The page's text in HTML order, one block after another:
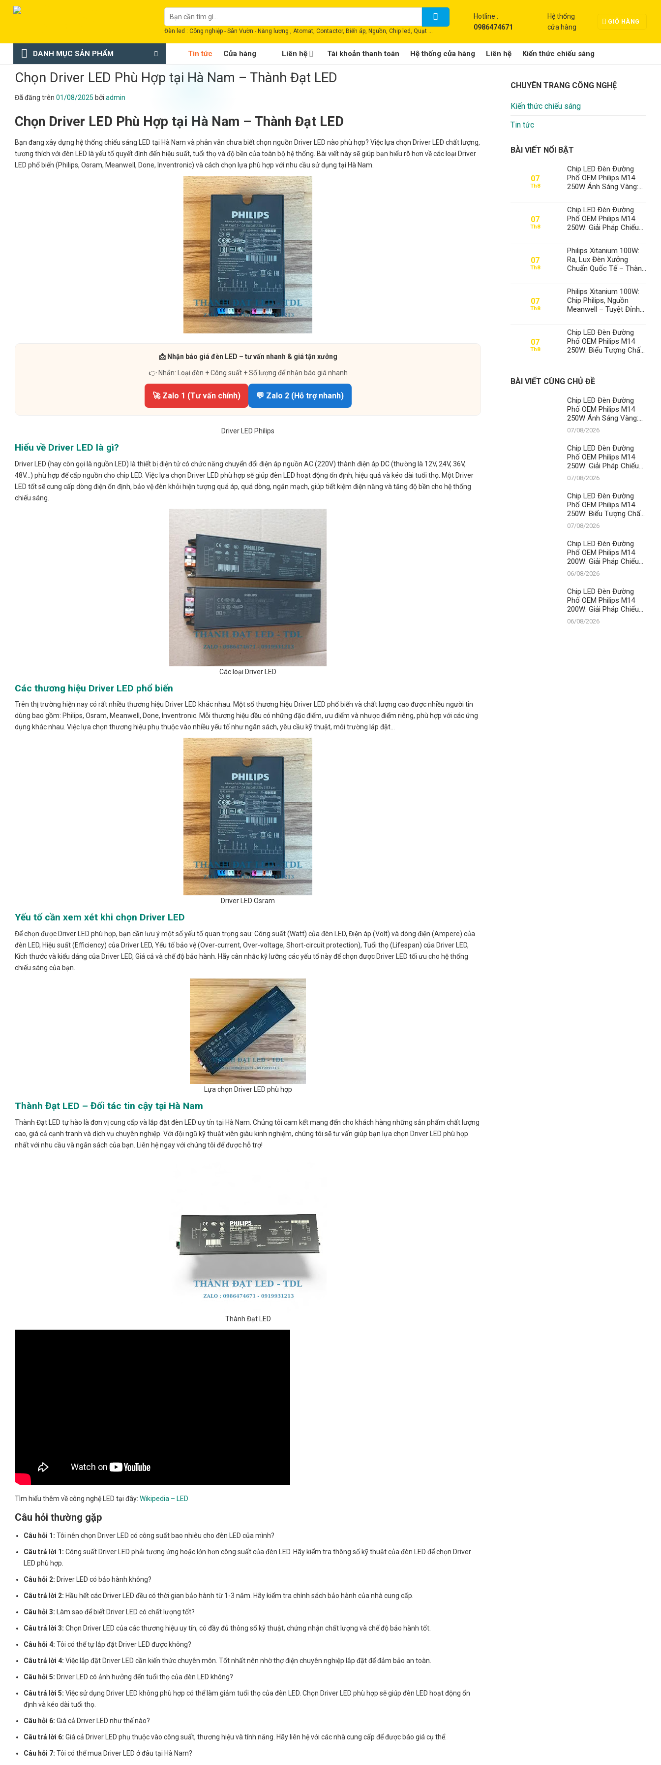
Chuyển
dung
Tìm
kiếm:
Đèn led : Công nghiệp - Sân Vườn - Năng lượng , Atomat, Contactor, Biến áp, Nguồn, Chip led, Quạt ...
Hotline :
0986474671
Hệ thống
cửa hàng
GIỎ HÀNG
DANH MỤC SẢN PHẨM Tin tức Cửa hàng Liên hệ Tài khoản thanh toán Hệ thống cửa hàng Liên hệ Kiến thức chiếu sáng
Chọn Driver LED Phù Hợp tại Hà Nam – Thành Đạt LED
Đã đăng trên 01/08/2025 bởi admin
Chọn Driver LED Phù Hợp tại Hà Nam – Thành Đạt LED
Bạn đang xây dựng hệ thống chiếu sáng LED tại Hà Nam và phân vân chưa biết chọn nguồn Driver LED nào phù hợp? Việc lựa chọn Driver LED chất lượng,
tương thích với đèn LED là yếu tố quyết định đến hiệu suất, tuổi thọ và độ bền của toàn bộ hệ thống. Bài viết này sẽ giúp bạn hiểu rõ hơn về các loại Driver
LED phổ biến (Philips, Osram, Meanwell, Done, Inventronic) và cách chọn lựa phù hợp với nhu cầu sử dụng tại Hà Nam.
📩 Nhận báo giá đèn LED – tư vấn nhanh & giá tận xưởng
👉 Nhắn: Loại đèn + Công suất + Số lượng để nhận báo giá nhanh
🚀 Zalo 1 (Tư vấn chính) 💬 Zalo 2 (Hỗ trợ nhanh)
Driver LED Philips
Hiểu về Driver LED là gì?
Driver LED (hay còn gọi là nguồn LED) là thiết bị điện tử có chức năng chuyển đổi điện áp nguồn AC (220V) thành điện áp DC (thường là 12V, 24V, 36V,
48V…) phù hợp để cấp nguồn cho chip LED. Việc lựa chọn Driver LED phù hợp sẽ giúp đèn LED hoạt động ổn định, hiệu quả và kéo dài tuổi thọ. Một Driver
LED tốt sẽ cung cấp dòng điện ổn định, bảo vệ đèn khỏi hiện tượng quá áp, quá dòng, ngắn mạch, giúp tiết kiệm điện năng và tăng độ bền cho hệ thống
chiếu sáng.
Các loại Driver LED
Các thương hiệu Driver LED phổ biến
Trên thị trường hiện nay có rất nhiều thương hiệu Driver LED khác nhau. Một số thương hiệu Driver LED phổ biến và chất lượng cao được nhiều người tin
dùng bao gồm: Philips, Osram, Meanwell, Done, Inventronic. Mỗi thương hiệu đều có những đặc điểm, ưu điểm và nhược điểm riêng, phù hợp với các ứng
dụng khác nhau. Việc lựa chọn thương hiệu phụ thuộc vào nhiều yếu tố như ngân sách, yêu cầu kỹ thuật, môi trường lắp đặt…
Driver LED Osram
Yếu tố cần xem xét khi chọn Driver LED
Để chọn được Driver LED phù hợp, bạn cần lưu ý một số yếu tố quan trọng sau: Công suất (Watt) của đèn LED, Điện áp (Volt) và dòng điện (Ampere) của
đèn LED, Hiệu suất (Efficiency) của Driver LED, Yếu tố bảo vệ (Over-current, Over-voltage, Short-circuit protection), Tuổi thọ (Lifespan) của Driver LED,
Kích thước và kiểu dáng của Driver LED, Giá cả và chế độ bảo hành. Hãy cân nhắc kỹ lưỡng các yếu tố này để chọn được Driver LED tối ưu cho hệ thống
chiếu sáng của bạn.
Lựa chọn Driver LED phù hợp
Thành Đạt LED – Đối tác tin cậy tại Hà Nam
Thành Đạt LED tự hào là đơn vị cung cấp và lắp đặt đèn LED uy tín tại Hà Nam. Chúng tôi cam kết mang đến cho khách hàng những sản phẩm chất lượng
cao, giá cả cạnh tranh và dịch vụ chuyên nghiệp. Với đội ngũ kỹ thuật viên giàu kinh nghiệm, chúng tôi sẽ tư vấn giúp bạn lựa chọn Driver LED phù hợp
nhất với nhu cầu và ngân sách của bạn. Liên hệ ngay với chúng tôi để được hỗ trợ!
Thành Đạt LED
Tìm hiểu thêm về công nghệ LED tại đây: Wikipedia – LED
Câu hỏi thường gặp
Câu hỏi 1: Tôi nên chọn Driver LED có công suất bao nhiêu cho đèn LED của mình?
Câu trả lời 1: Công suất Driver LED phải tương ứng hoặc lớn hơn công suất của đèn LED. Hãy kiểm tra thông số kỹ thuật của đèn LED để chọn Driver
LED phù hợp.
Câu hỏi 2: Driver LED có bảo hành không?
Câu trả lời 2: Hầu hết các Driver LED đều có thời gian bảo hành từ 1-3 năm. Hãy kiểm tra chính sách bảo hành của nhà cung cấp.
Câu hỏi 3: Làm sao để biết Driver LED có chất lượng tốt?
Câu trả lời 3: Chọn Driver LED của các thương hiệu uy tín, có đầy đủ thông số kỹ thuật, chứng nhận chất lượng và chế độ bảo hành tốt.
Câu hỏi 4: Tôi có thể tự lắp đặt Driver LED được không?
Câu trả lời 4: Việc lắp đặt Driver LED cần kiến thức chuyên môn. Tốt nhất nên nhờ thợ điện chuyên nghiệp lắp đặt để đảm bảo an toàn.
Câu hỏi 5: Driver LED có ảnh hưởng đến tuổi thọ của đèn LED không?
Câu trả lời 5: Việc sử dụng Driver LED không phù hợp có thể làm giảm tuổi thọ của đèn LED. Chọn Driver LED phù hợp sẽ giúp đèn LED hoạt động ổn
định và kéo dài tuổi thọ.
Câu hỏi 6: Giá cả Driver LED như thế nào?
Câu trả lời 6: Giá cả Driver LED phụ thuộc vào công suất, thương hiệu và tính năng. Hãy liên hệ với các nhà cung cấp để được báo giá cụ thể.
Câu hỏi 7: Tôi có thể mua Driver LED ở đâu tại Hà Nam?
CHUYÊN TRANG CÔNG NGHỆ
Kiến thức chiếu sáng
Tin tức
BÀI VIẾT NỔI BẬT
07
Th8
Chip LED Đèn Đường
Phố OEM Philips M14
250W Ánh Sáng Vàng:
Thành Đạt LED Lên Ngôi
Vua Chiếu Sáng Đô Thị
07
Th8
Chip LED Đèn Đường
Phố OEM Philips M14
250W: Giải Pháp Chiếu
Thành Đạt LED
07
Th8
Philips Xitanium 100W:
Ra, Lux Đèn Xưởng
Chuẩn Quốc Tế – Thành
07
Th8
Philips Xitanium 100W:
Chip Philips, Nguồn
Meanwell – Tuyệt Đỉnh
07
Th8
Chip LED Đèn Đường
Phố OEM Philips M14
250W: Biểu Tượng Chất
LED
BÀI VIẾT CÙNG CHỦ ĐỀ
Chip LED Đèn Đường
Phố OEM Philips M14
250W Ánh Sáng Vàng:
Chìa Khóa Dẫn Lối
Thành Đạt LED Lên Ngôi
Vua Chiếu Sáng Đô Thị
07/08/2026
Chip LED Đèn Đường
Phố OEM Philips M14
250W: Giải Pháp Chiếu
Sáng Đỉnh Cao, Khẳng
Định Vị Thế Số 1 Của
Thành Đạt LED
07/08/2026
Chip LED Đèn Đường
Phố OEM Philips M14
250W: Biểu Tượng Chất
Lượng, Khẳng Định Vị
Thế Số 1 Của Thành Đạt
LED
07/08/2026
Chip LED Đèn Đường
Phố OEM Philips M14
200W: Giải Pháp Chiếu
Sáng Đỉnh Cao, Khẳng
Định Vị Thế Số 1 Của
Thành Đạt LED
06/08/2026
Chip LED Đèn Đường
Phố OEM Philips M14
200W: Giải Pháp Chiếu
Sáng Đỉnh Cao, Khẳng
Định Vị Thế Số 1 Của
06/08/2026